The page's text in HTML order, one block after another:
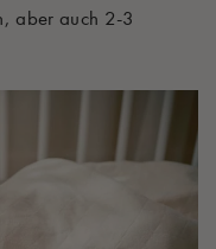
aber auch 2-3